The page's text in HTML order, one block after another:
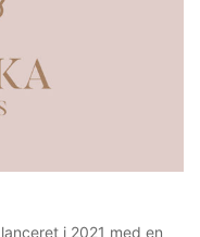
i 2021 med en